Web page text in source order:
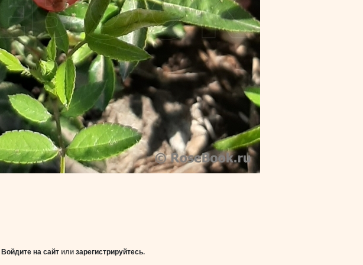
Войдите на сайт или зарегистрируйтесь.